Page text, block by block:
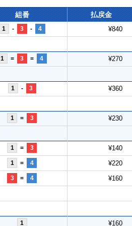
組番 払戻金
1 - 3 - 4 ¥840
1 = 3 = 4 ¥270
1 - 3 ¥360
1 = 3 ¥230
1 = 3 ¥140
1 = 4 ¥220
3 = 4 ¥160
1 ¥160